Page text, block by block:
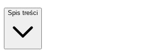
Spis treści